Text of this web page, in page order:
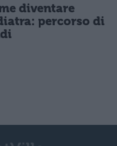
diventare
percorso di